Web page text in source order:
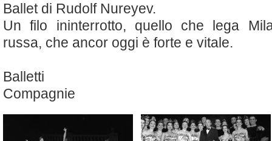
Ballet di Rudolf Nureyev.
Un filo ininterrotto, quello che lega
russa, che ancor oggi è forte e vitale.
Balletti
Compagnie